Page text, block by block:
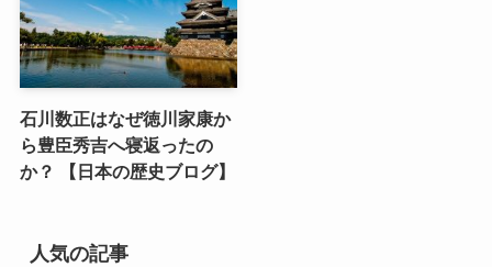
石川数正はなぜ徳川家康か
ら豊臣秀吉へ寝返ったの
か？ 【日本の歴史ブログ】
人気の記事